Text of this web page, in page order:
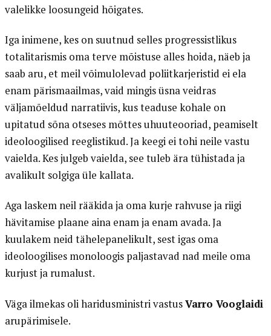
valelikke loosungeid hõigates.
Iga inimene, kes on suutnud selles progressistlikus
totalitarismis oma terve mõistuse alles hoida, näeb ja
saab aru, et meil võimulolevad poliitkarjeristid ei ela
enam pärismaailmas, vaid mingis üsna veidras
väljamõeldud narratiivis, kus teaduse kohale on
upitatud sõna otseses mõttes uhuuteooriad, peamiselt
ideoloogilised reeglistikud. Ja keegi ei tohi neile vastu
vaielda. Kes julgeb vaielda, see tuleb ära tühistada ja
avalikult solgiga üle kallata.
Aga laskem neil rääkida ja oma kurje rahvuse ja riigi
hävitamise plaane aina enam ja enam avada. Ja
kuulakem neid tähelepanelikult, sest igas oma
ideoloogilises monoloogis paljastavad nad meile oma
kurjust ja rumalust.
Väga ilmekas oli haridusministri vastusVarro Vooglaidi
arupärimisele.